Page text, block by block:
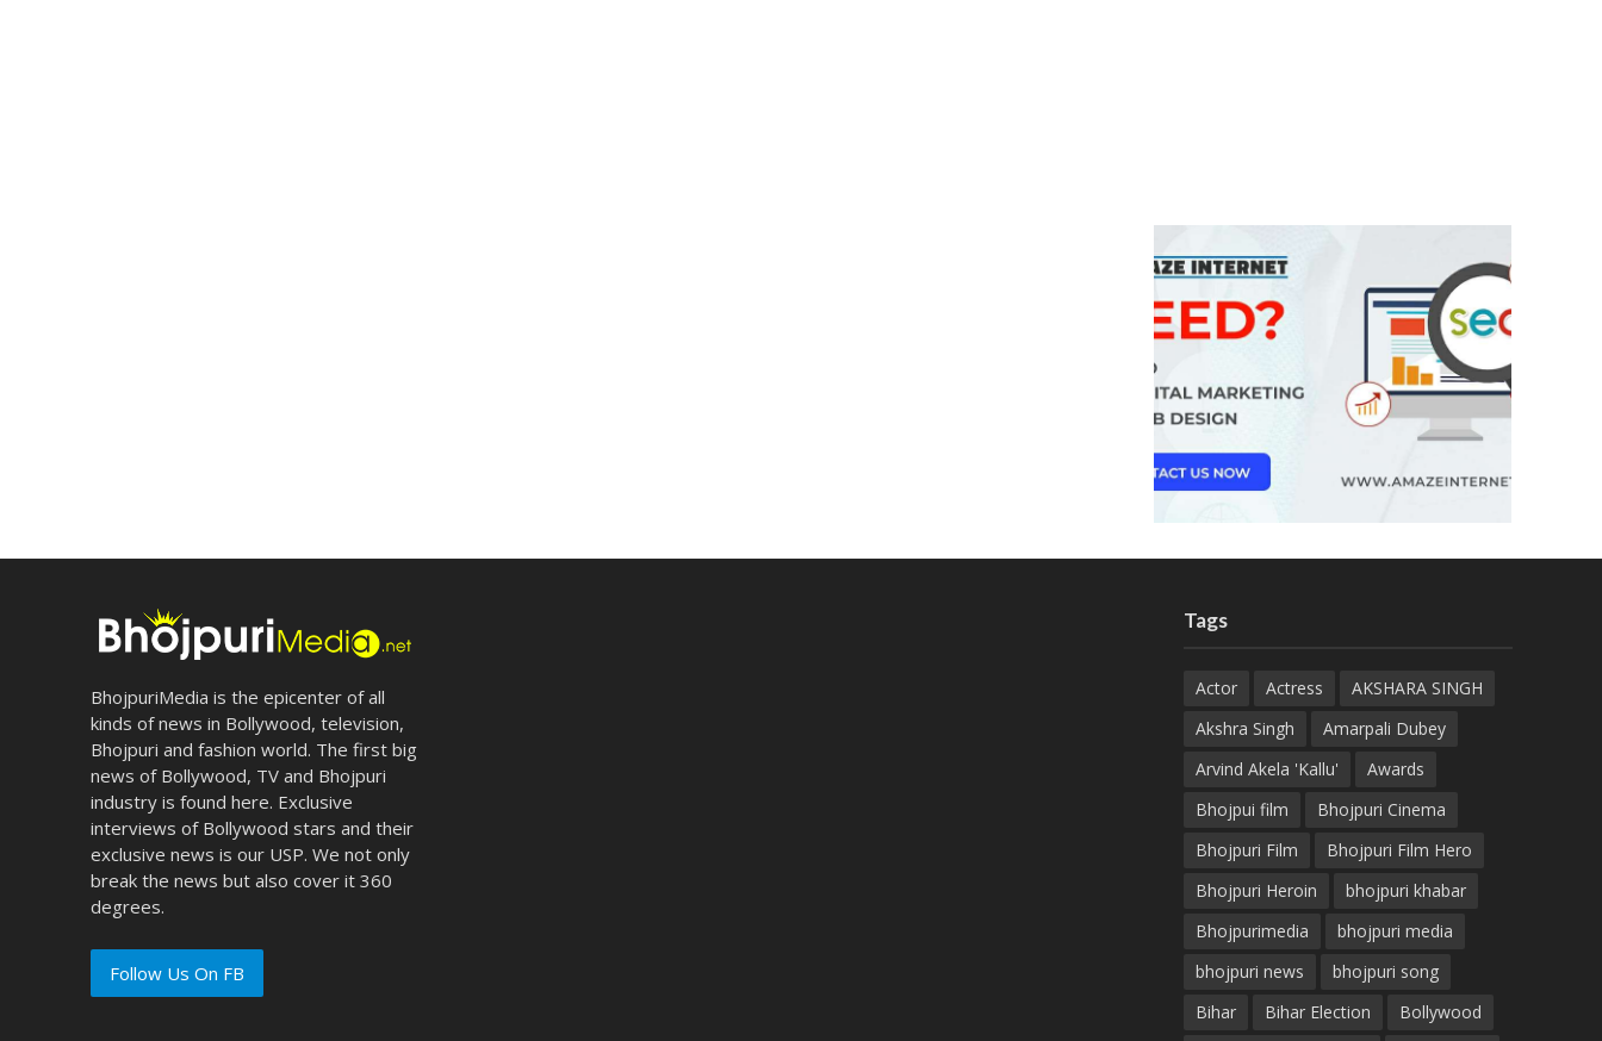
BhojpuriMedia is the epicenter of all
kinds of news in Bollywood, television,
Bhojpuri and fashion world. The first big
news of Bollywood, TV and Bhojpuri
industry is found here. Exclusive
interviews of Bollywood stars and their
exclusive news is our USP. We not only
break the news but also cover it 360
degrees.
Follow Us On FB
Tags
Actor Actress
AKSHARA SINGH
Akshra Singh
Amarpali Dubey
Arvind Akela 'Kallu'
Awards
Bhojpui film
Bhojpuri Cinema
Bhojpuri Film
Bhojpuri Film Hero
Bhojpuri Heroin
bhojpuri khabar
Bhojpurimedia
bhojpuri media
bhojpuri news
bhojpuri song
Bihar
Bihar Election Bollywood